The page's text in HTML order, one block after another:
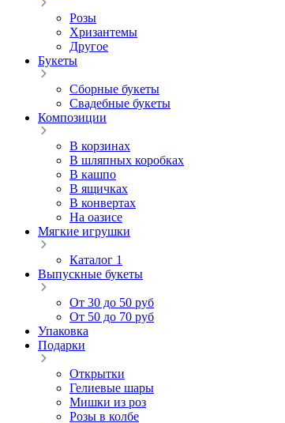
Розы
Хризантемы
Другое
Букеты
Сборные букеты
Свадебные букеты
Композиции
В корзинах
В шляпных коробках
В кашпо
В ящичках
В конвертах
На оазисе
Мягкие игрушки
Каталог 1
Выпускные букеты
От 30 до 50 руб
От 50 до 70 руб
Упаковка
Подарки
Открытки
Гелиевые шары
Мишки из роз
Розы в колбе